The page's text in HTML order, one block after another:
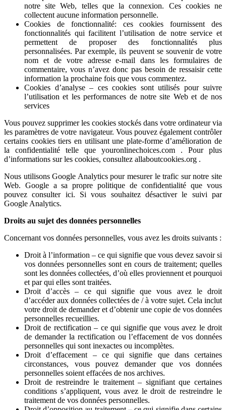
notre site Web, telles que la connexion. Ces cookies ne
collectent aucune information personnelle.
Cookies de fonctionnalité: ces cookies fournissent des
fonctionnalités qui facilitent l’utilisation de notre service et
permettent de proposer des fonctionnalités plus
personnalisées. Par exemple, ils peuvent se souvenir de votre
nom et de votre adresse e-mail dans les formulaires de
commentaire, vous n’avez donc pas besoin de ressaisir cette
information la prochaine fois que vous commentez.
Cookies d’analyse – ces cookies sont utilisés pour suivre
l’utilisation et les performances de notre site Web et de nos
services
Vous pouvez supprimer les cookies stockés dans votre ordinateur via
les paramètres de votre navigateur. Vous pouvez également contrôler
certains cookies tiers en utilisant une plate-forme d’amélioration de
la confidentialité telle que youronlinechoices.com . Pour plus
d’informations sur les cookies, consultez allaboutcookies.org .
Nous utilisons Google Analytics pour mesurer le trafic sur notre site
Web. Google a sa propre politique de confidentialité que vous
pouvez consulter ici. Si vous souhaitez désactiver le suivi par
Google Analytics.
Droits au sujet des données personnelles
Concernant vos données personnelles, vous avez les droits suivants :
Droit à l’information – ce qui signifie que vous devez savoir si
vos données personnelles sont en cours de traitement; quelles
sont les données collectées, d’où elles proviennent et pourquoi
et par qui elles sont traitées.
Droit d’accès – ce qui signifie que vous avez le droit
d’accéder aux données collectées de / à votre sujet. Cela inclut
votre droit de demander et d’obtenir une copie de vos données
personnelles recueillies.
Droit de rectification – ce qui signifie que vous avez le droit
de demander la rectification ou l’effacement de vos données
personnelles qui sont inexactes ou incomplètes.
Droit d’effacement – ce qui signifie que dans certaines
circonstances, vous pouvez demander que vos données
personnelles soient effacées de nos archives.
Droit de restreindre le traitement – signifiant que certaines
conditions s’appliquent, vous avez le droit de restreindre le
traitement de vos données personnelles.